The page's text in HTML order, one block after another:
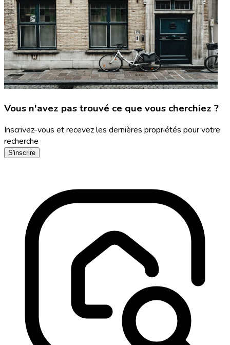
Vous n'avez pas trouvé ce que vous cherchiez ?
Inscrivez-vous et recevez les dernières propriétés pour votre
recherche
S'inscrire